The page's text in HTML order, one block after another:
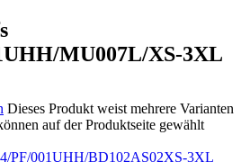
MU007L/XS-3XL
Dieses Produkt weist mehrere Varianten
auf der Produktseite gewählt